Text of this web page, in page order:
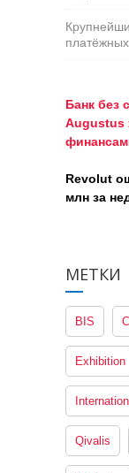
Банк без
Augustus
Revolut
млн за
МЕТКИ
BIS
Exhibition
Qivalis